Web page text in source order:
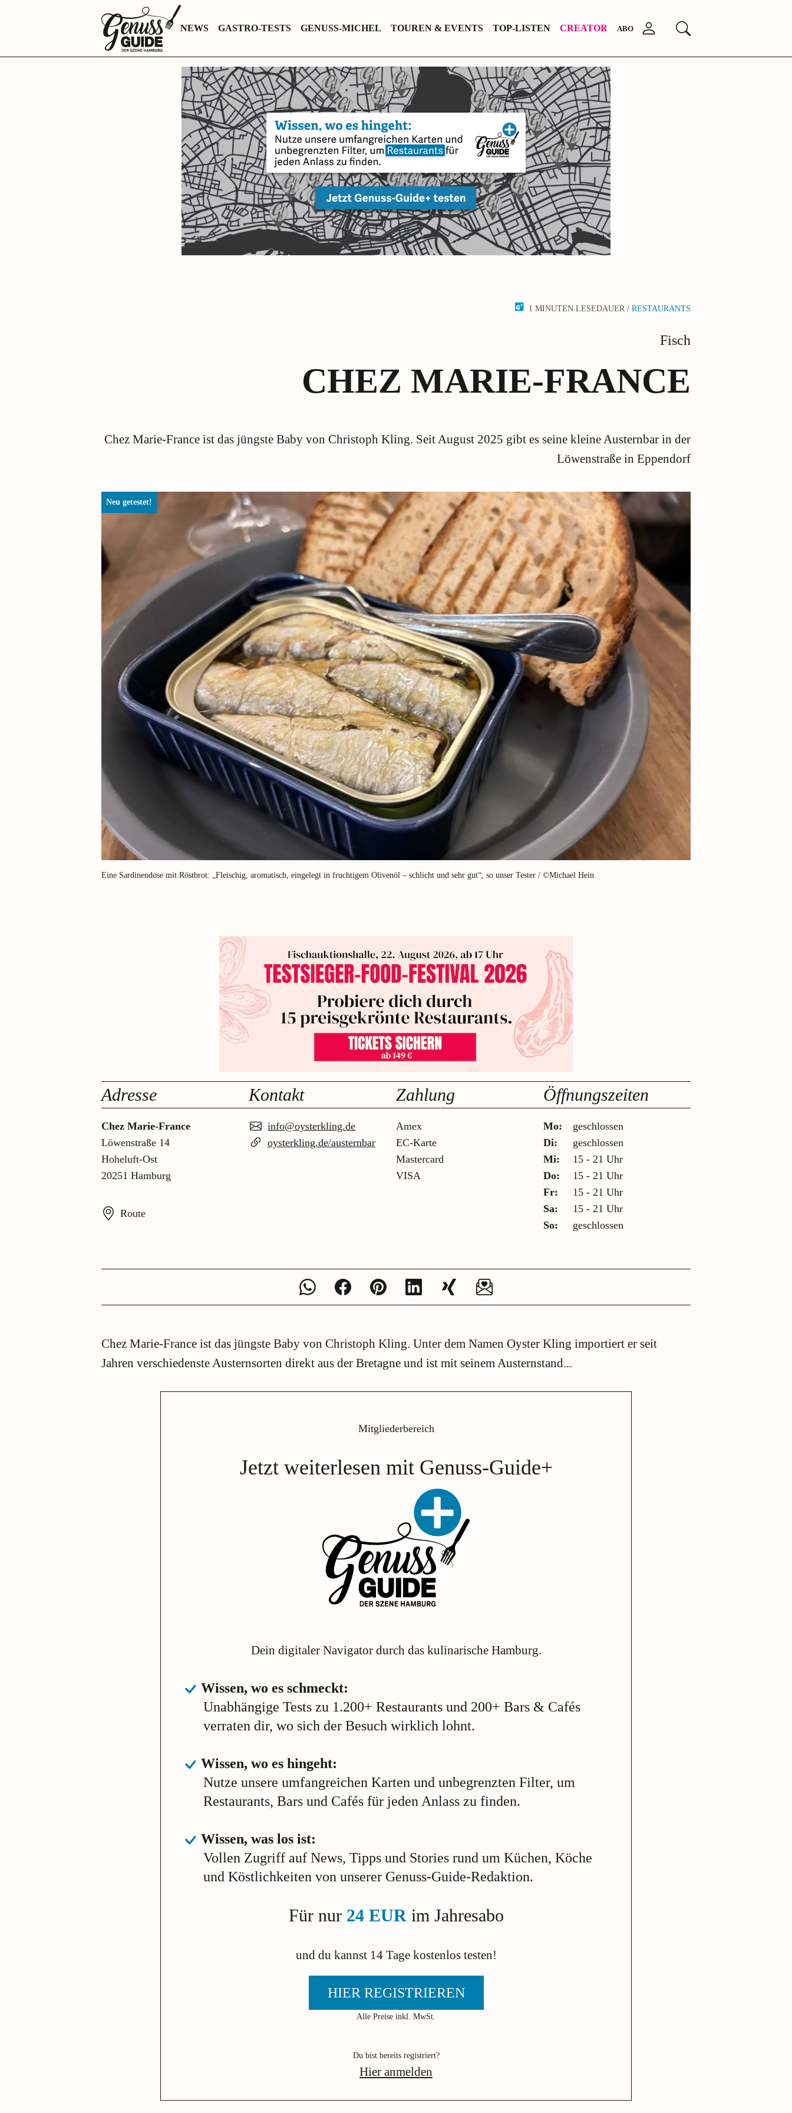
Zurück
zur
Startseite
NEWS GASTRO-TESTS GENUSS-MICHEL TOUREN & EVENTS TOP-LISTEN CREATOR ABO AnmeldenSuchen
1 MINUTEN LESEDAUER / RESTAURANTS
Fisch
CHEZ MARIE-FRANCE
Chez Marie-France ist das jüngste Baby von Christoph Kling. Seit August 2025 gibt es seine kleine Austernbar in der
Löwenstraße in Eppendorf
Neu getestet!
Eine Sardinendose mit Röstbrot: „Fleischig, aromatisch, eingelegt in fruchtigem Olivenöl – schlicht und sehr gut“, so unser Tester / ©Michael Hein
Adresse
Chez Marie-France
Löwenstraße 14
Hoheluft-Ost
20251 Hamburg
Route
Kontakt
info@oysterkling.de
oysterkling.de/austernbar
Zahlung
Amex
EC-Karte
Mastercard
VISA
Öffnungszeiten
Mo:
geschlossen
Di:
geschlossen
Mi:
15 - 21 Uhr
Do:
15 - 21 Uhr
Fr:
15 - 21 Uhr
Sa:
15 - 21 Uhr
So:
geschlossen
Chez Marie-France ist das jüngste Baby von Christoph Kling. Unter dem Namen Oyster Kling importiert er seit
Jahren verschiedenste Austernsorten direkt aus der Bretagne und ist mit seinem Austernstand...
Mitgliederbereich
Jetzt weiterlesen mit Genuss-Guide+
Dein digitaler Navigator durch das kulinarische Hamburg.
Wissen, wo es schmeckt:
Unabhängige Tests zu 1.200+ Restaurants und 200+ Bars & Cafés
verraten dir, wo sich der Besuch wirklich lohnt.
Wissen, wo es hingeht:
Nutze unsere umfangreichen Karten und unbegrenzten Filter, um
Restaurants, Bars und Cafés für jeden Anlass zu finden.
Wissen, was los ist:
Vollen Zugriff auf News, Tipps und Stories rund um Küchen, Köche
und Köstlichkeiten von unserer Genuss-Guide-Redaktion.
Für nur 24 EURim Jahresabo
und du kannst 14 Tage kostenlos testen!
HIER REGISTRIEREN
Alle Preise inkl. MwSt.
Du bist bereits registriert?
Hier anmelden